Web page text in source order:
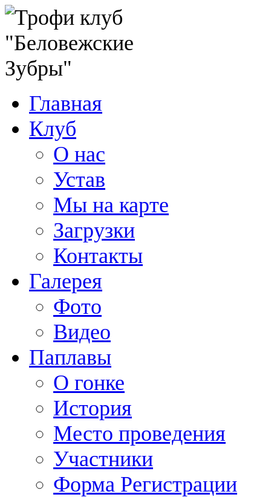
Главная
Клуб
О нас
Устав
Мы на карте
Загрузки
Контакты
Галерея
Фото
Видео
Паплавы
О гонке
История
Место проведения
Участники
Форма Регистрации